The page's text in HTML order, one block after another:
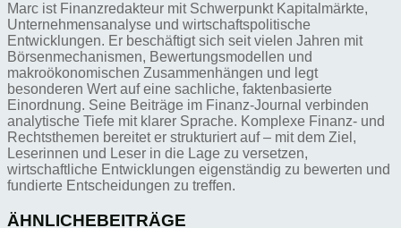
Marc ist Finanzredakteur mit Schwerpunkt Kapitalmärkte,
Unternehmensanalyse und wirtschaftspolitische
Entwicklungen. Er beschäftigt sich seit vielen Jahren mit
Börsenmechanismen, Bewertungsmodellen und
makroökonomischen Zusammenhängen und legt
besonderen Wert auf eine sachliche, faktenbasierte
Einordnung. Seine Beiträge im Finanz-Journal verbinden
analytische Tiefe mit klarer Sprache. Komplexe Finanz- und
Rechtsthemen bereitet er strukturiert auf – mit dem Ziel,
Leserinnen und Leser in die Lage zu versetzen,
wirtschaftliche Entwicklungen eigenständig zu bewerten und
fundierte Entscheidungen zu treffen.
ÄHNLICHEBEITRÄGE